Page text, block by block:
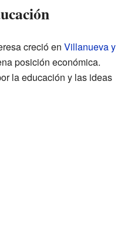
creció en Villanueva y
posición económica.
la educación y las ideas